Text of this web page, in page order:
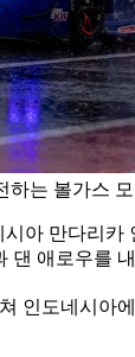
하는 볼가스
아 만다리
댄 애로우를
인도네시아